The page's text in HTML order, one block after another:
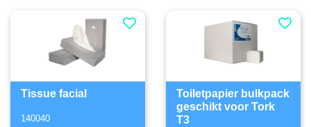
Tissue facial
140040
Toiletpapier bulkpack
geschikt voor Tork
T3